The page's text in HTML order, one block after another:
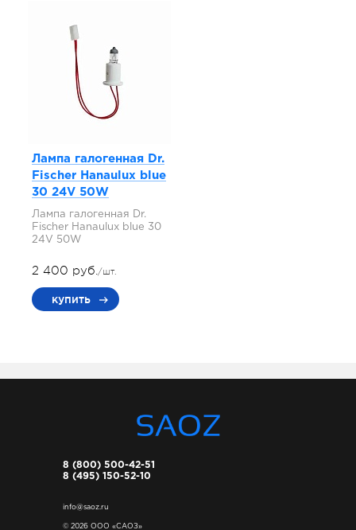
Лампа галогенная Dr.
Fischer Hanaulux blue
30 24V 50W
Лампа галогенная Dr.
Fischer Hanaulux blue 30
24V 50W
2 400 руб./шт.
купить
8 (800) 500-42-51
8 (495) 150-52-10
info@saoz.ru
© 2026 ООО «САОЗ»